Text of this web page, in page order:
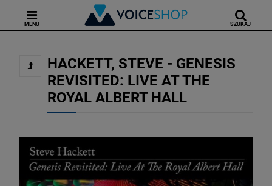
MENU SZUKAJ
HACKETT, STEVE - GENESIS
REVISITED: LIVE AT THE
ROYAL ALBERT HALL